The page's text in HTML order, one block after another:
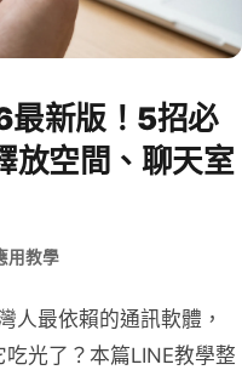
最新版！5招必
放空間、聊天室
用教學
人最依賴的通訊軟體，
光了？本篇LINE教學整